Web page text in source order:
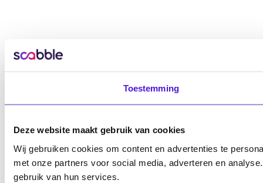
Toestemming
Deze website maakt gebruik van cookies
Wij gebruiken cookies om content en advertenties te
met onze partners voor social media, adverteren en
gebruik van hun services.